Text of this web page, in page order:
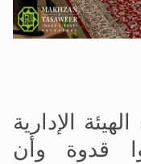
الإدارية
قدوة وأن